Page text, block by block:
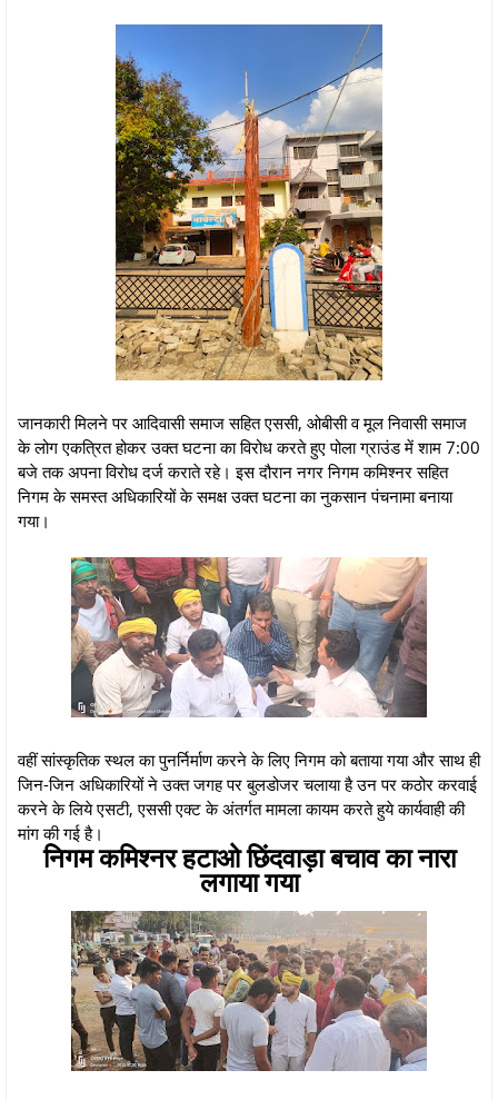
जानकारी मिलने पर आदिवासी समाज सहित एससी, ओबीसी व मूल निवासी समाज
के लोग एकत्रित होकर उक्त घटना का विरोध करते हुए पोला ग्राउंड में शाम 7:00
बजे तक अपना विरोध दर्ज कराते रहे। इस दौरान नगर निगम कमिश्नर सहित
निगम के समस्त अधिकारियों के समक्ष उक्त घटना का नुकसान पंचनामा बनाया
गया।
वहीं सांस्कृतिक स्थल का पुनर्निर्माण करने के लिए निगम को बताया गया और साथ ही
जिन-जिन अधिकारियों ने उक्त जगह पर बुलडोजर चलाया है उन पर कठोर करवाई
करने के लिये एसटी, एससी एक्ट के अंतर्गत मामला कायम करते हुये कार्यवाही की
मांग की गई है।
निगम कमिश्नर हटाओ छिंदवाड़ा बचाव का नारा
लगाया गया